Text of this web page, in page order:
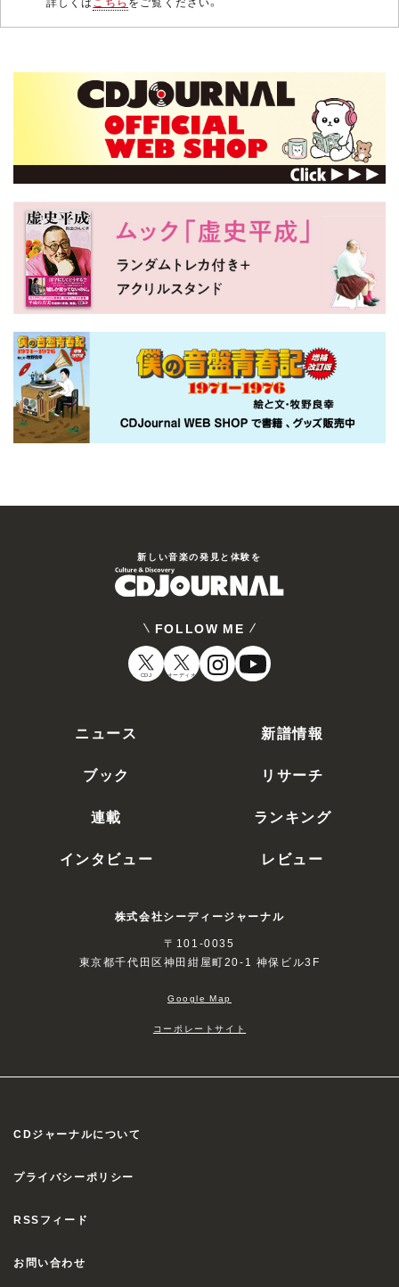
新しい⾳楽の発⾒と体験を
FOLLOW ME
CDJ オーディオ
ニュース
新譜情報
ブック
リサーチ
連載
ランキング
インタビュー
レビュー
株式会社シーディージャーナル
〒101-0035
東京都千代田区神田紺屋町20-1 神保ビル3F
Google Map
コーポレートサイト
CDジャーナルについて
プライバシーポリシー
RSSフィード
お問い合わせ